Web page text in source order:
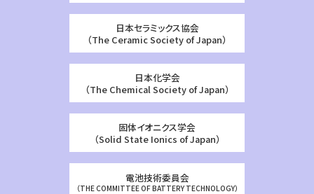
日本セラミックス協会
（The Ceramic Society of Japan）
日本化学会
（The Chemical Society of Japan）
固体イオニクス学会
（Solid State Ionics of Japan）
電池技術委員会
（THE COMMITTEE OF BATTERY TECHNOLOGY）